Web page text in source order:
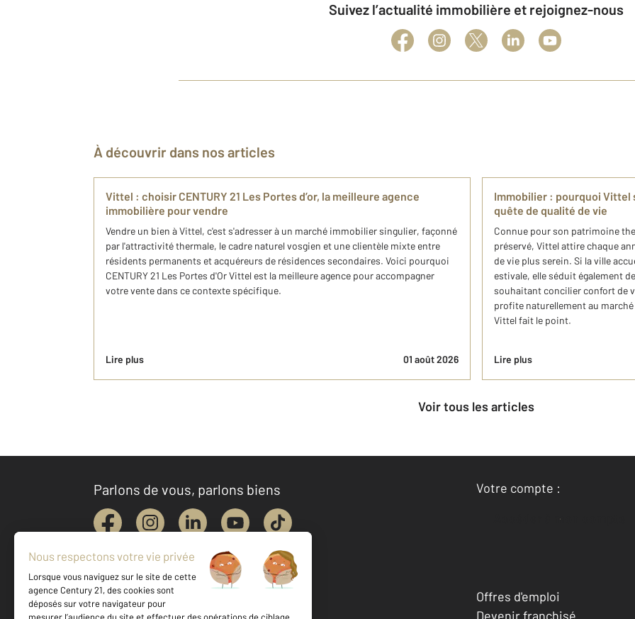
Suivez l’actualité immobilière et rejoignez-nous
À découvrir dans nos articles
Vittel : choisir CENTURY 21 Les Portes d’or, la meilleure agence
immobilière pour vendre
Vendre un bien à Vittel, c'est s'adresser à un marché immobilier singulier, façonné
par l'attractivité thermale, le cadre naturel vosgien et une clientèle mixte entre
résidents permanents et acquéreurs de résidences secondaires. Voici pourquoi
CENTURY 21 Les Portes d'Or Vittel est la meilleure agence pour accompagner
votre vente dans ce contexte spécifique.
Lire plus 01 août 2026
Immobilier : pourquoi Vittel
quête de qualité de vie
Connue pour son patrimoine
préservé, Vittel attire chaque
de vie plus serein. Si la ville
estivale, elle séduit également
souhaitant concilier confort de
profite naturellement au marché
Vittel fait le point.
Lire plus
Voir tous les articles
Parlons de vous, parlons biens
Votre compte :
Accéder à mon compte
Offres d'emploi
Devenir franchisé